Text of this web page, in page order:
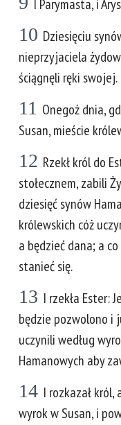
I Parymasta, i
10 Dziesięciu
nieprzyjaciela
ściągnęli ręki swojej.
11 Onegoż dnia,
Susan, mieście
12 Rzekł król do
stołecznem, zabili
dziesięć synów
królewskich cóż
a będzieć dana; a
stanieć się.
13 I rzekła Ester:
będzie pozwolono i
uczynili według
Hamanowych aby
14 I rozkazał król,
wyrok w Susan, i